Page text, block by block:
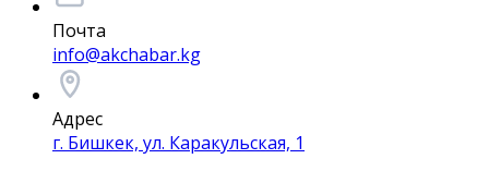
Почта
info@akchabar.kg
Адрес
г. Бишкек, ул. Каракульская, 1